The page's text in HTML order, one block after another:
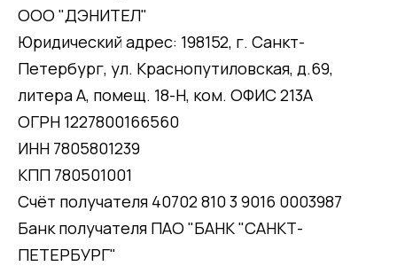
ООО "ДЭНИТЕЛ"
Юридический адрес: 198152, г. Санкт-
Петербург, ул. Краснопутиловская, д.69,
литера А, помещ. 18-Н, ком. ОФИС 213А
ОГРН 1227800166560
ИНН 7805801239
КПП 780501001
Счёт получателя 40702 810 3 9016 0003987
Банк получателя ПАО "БАНК "САНКТ-
ПЕТЕРБУРГ"